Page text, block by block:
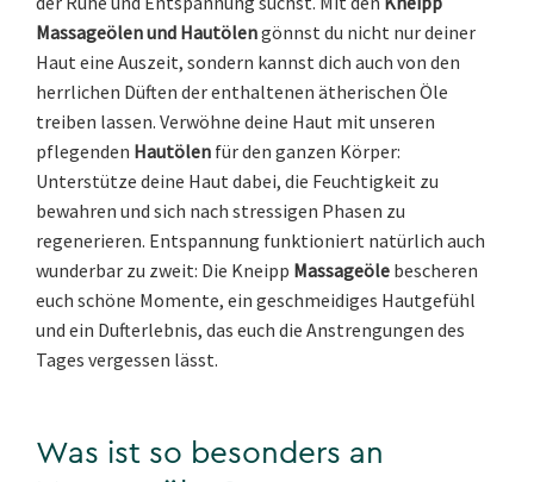
Massageölen und Hautölengönnst du nicht nur deiner
Haut eine Auszeit, sondern kannst dich auch von den
herrlichen Düften der enthaltenen ätherischen Öle
treiben lassen. Verwöhne deine Haut mit unseren
pflegenden Hautölen für den ganzen Körper:
Unterstütze deine Haut dabei, die Feuchtigkeit zu
bewahren und sich nach stressigen Phasen zu
regenerieren. Entspannung funktioniert natürlich auch
wunderbar zu zweit: Die Kneipp Massageöle bescheren
euch schöne Momente, ein geschmeidiges Hautgefühl
und ein Dufterlebnis, das euch die Anstrengungen des
Tages vergessen lässt.
Was ist so besonders an